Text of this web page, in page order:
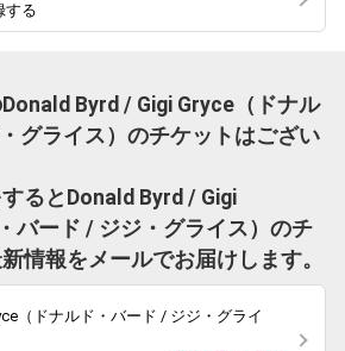
する
Byrd / Gigi Gryce（ドナル
グライス）のチケットはござい
るとDonald Byrd / Gigi
バード / ジジ・グライス）のチ
情報をメールでお届けします。
（ドナルド・バード / ジジ・グライ